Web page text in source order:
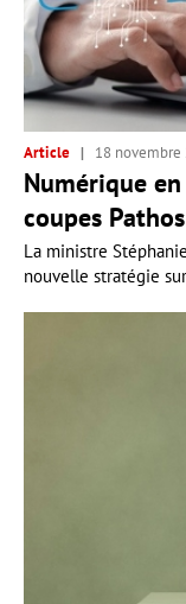
Article 18 novembre
Numérique
coupes
La ministre
nouvelle stratégie